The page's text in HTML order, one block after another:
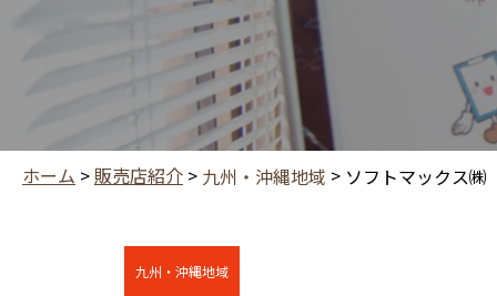
ホーム >販売店紹介 > 九州・沖縄地域 > ソフトマックス㈱
九州・沖縄地域